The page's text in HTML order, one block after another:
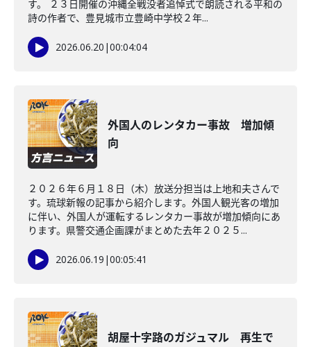
す。 ２３日開催の沖縄全戦没者追悼式で朗読される平和の
詩の作者で、豊見城市立豊崎中学校２年...
2026.06.20 |00:04:04
外国人のレンタカー事故 増加傾
向
２０２６年６月１８日（木）放送分担当は上地和夫さんで
す。琉球新報の記事から紹介します。外国人観光客の増加
に伴い、外国人が運転するレンタカー事故が増加傾向にあ
ります。県警交通企画課がまとめた去年２０２５...
2026.06.19 |00:05:41
胡屋十字路のガジュマル 再生で